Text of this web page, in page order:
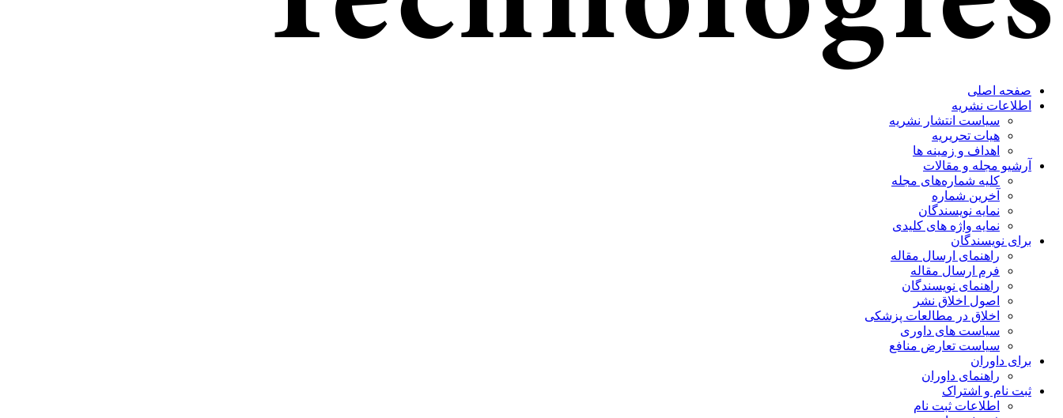
صفحه اصلی
اطلاعات نشریه
سیاست انتشار نشریه
هیات تحریریه
اهداف و زمینه ها
آرشیو مجله و مقالات
کلیه شماره‌های مجله
آخرین شماره
نمایه نویسندگان
نمایه واژه های کلیدی
برای نویسندگان
راهنمای ارسال مقاله
فرم ارسال مقاله
راهنمای نویسندگان
اصول اخلاق نشر
اخلاق در مطالعات پزشکی
سیاست های داوری
سیاست تعارض منافع
برای داوران
راهنمای داوران
ثبت نام و اشتراک
اطلاعات ثبت نام